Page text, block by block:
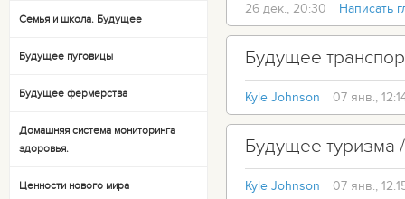
Семья и школа. Будущее
Будущее пуговицы
Будущее фермерства
Домашняя система мониторинга
здоровья.
Ценности нового мира
26 дек., 20:30 Написать
Будущее
Kyle Johnson 07 янв.,
Будущее туризма
Kyle Johnson 07 янв.,